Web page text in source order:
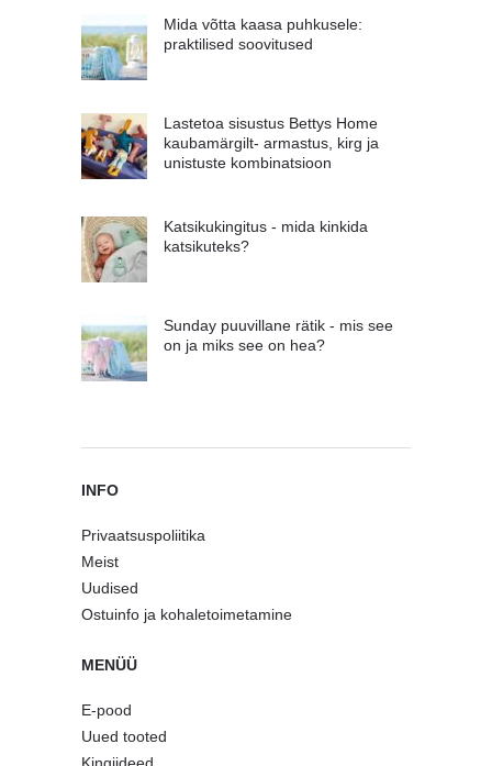
Mida võtta kaasa puhkusele:
praktilised soovitused
Lastetoa sisustus Bettys Home
kaubamärgilt- armastus, kirg ja
unistuste kombinatsioon
Katsikukingitus - mida kinkida
katsikuteks?
Sunday puuvillane rätik - mis see
on ja miks see on hea?
INFO
Privaatsuspoliitika
Meist
Uudised
Ostuinfo ja kohaletoimetamine
MENÜÜ
E-pood
Uued tooted